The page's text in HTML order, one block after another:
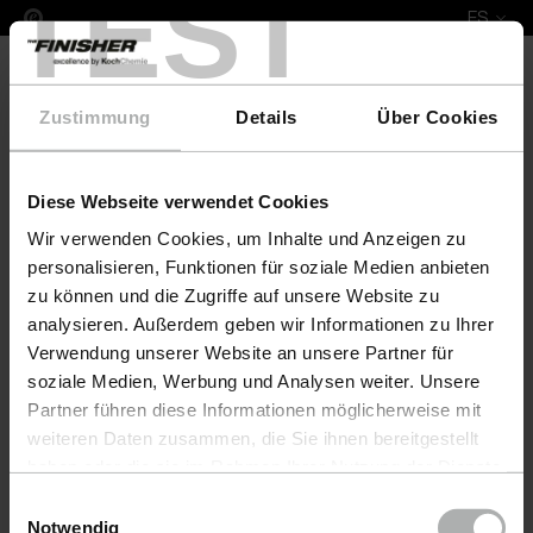
TEST
Zustimmung Details Über Cookies
Diese Webseite verwendet Cookies
Wir verwenden Cookies, um Inhalte und Anzeigen zu
personalisieren, Funktionen für soziale Medien anbieten
zu können und die Zugriffe auf unsere Website zu
analysieren. Außerdem geben wir Informationen zu Ihrer
Verwendung unserer Website an unsere Partner für
soziale Medien, Werbung und Analysen weiter. Unsere
Partner führen diese Informationen möglicherweise mit
weiteren Daten zusammen, die Sie ihnen bereitgestellt
Einstellungen zu den Cookies finden Sie unter
Notwendig
ES
COLOURLOCK Leather Fresh 100 ml Honda